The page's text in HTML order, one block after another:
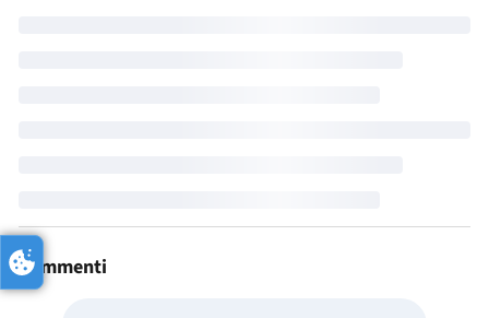
Commenti